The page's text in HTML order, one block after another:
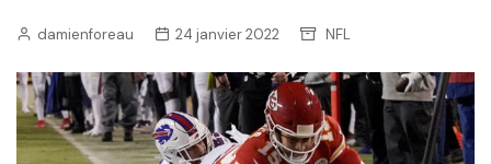
damienforeau 24 janvier 2022 NFL